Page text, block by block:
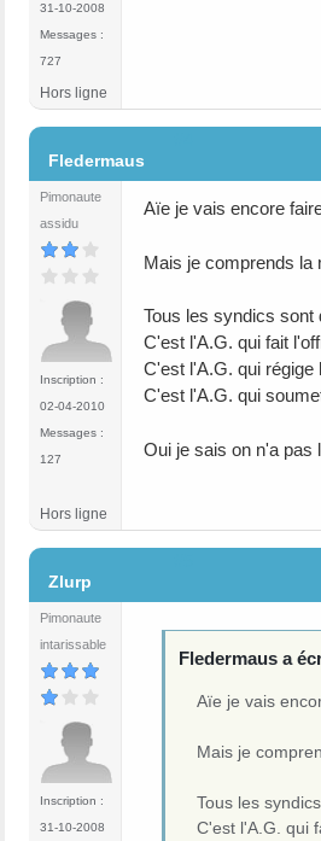
31-10-2008
Messages :
727
Hors ligne
Fledermaus
Pimonaute
assidu
Inscription :
02-04-2010
Messages :
127
Aïe je vais encore
Mais je comprends la
Tous les syndics sont
C'est l'A.G. qui fait
C'est l'A.G. qui régige
C'est l'A.G. qui
Oui je sais on n'a pas
Hors ligne
Zlurp
Pimonaute
intarissable
Inscription :
31-10-2008
Fledermaus a
Aïe je vais
Mais je
Tous les
C'est l'A.G. qui